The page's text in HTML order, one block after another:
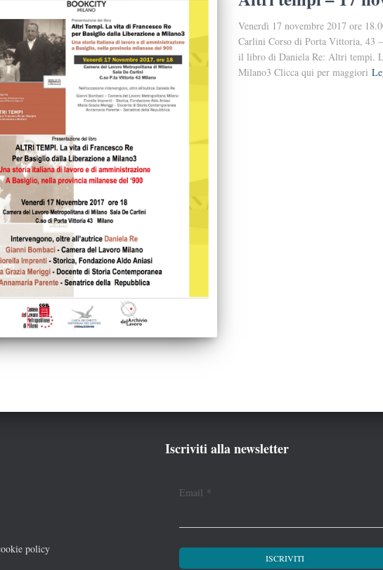
Venerdì 17 novembre 2017 ore
Carlini Corso di Porta Vittoria, 43
il libro di Daniela Re: Altri tempi.
Milano3 Clicca qui per maggiori
policy
Iscriviti alla newsletter
Email *